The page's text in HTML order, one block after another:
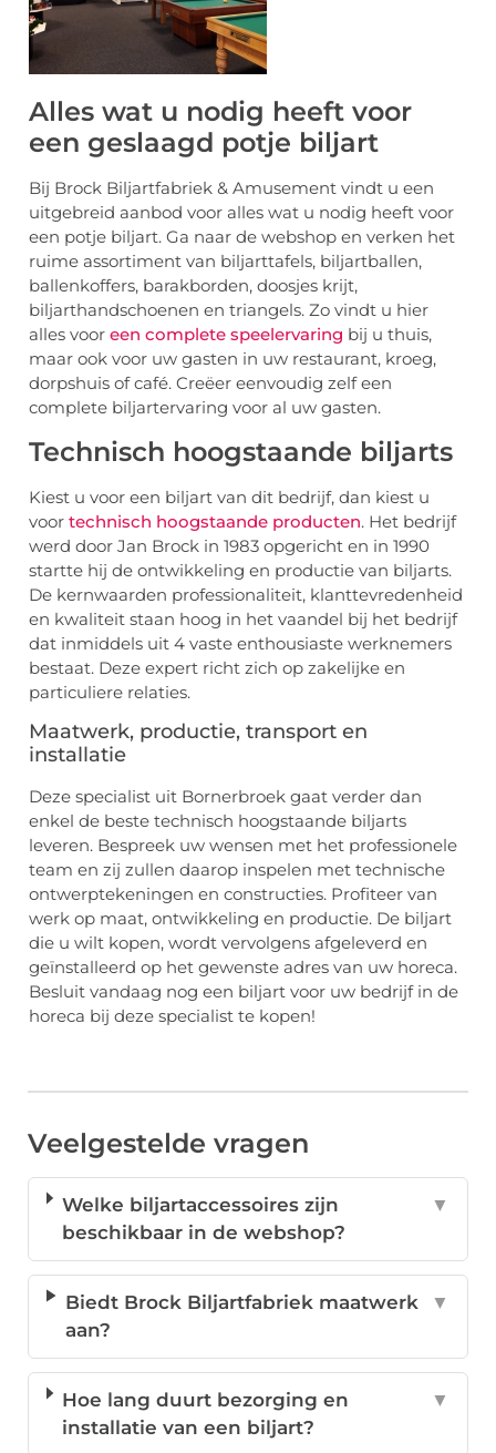
Alles wat u nodig heeft voor
een geslaagd potje biljart
Bij Brock Biljartfabriek & Amusement vindt u een
uitgebreid aanbod voor alles wat u nodig heeft voor
een potje biljart. Ga naar de webshop en verken het
ruime assortiment van biljarttafels, biljartballen,
ballenkoffers, barakborden, doosjes krijt,
biljarthandschoenen en triangels. Zo vindt u hier
alles voor een complete speelervaring bij u thuis,
maar ook voor uw gasten in uw restaurant, kroeg,
dorpshuis of café. Creëer eenvoudig zelf een
complete biljartervaring voor al uw gasten.
Technisch hoogstaande biljarts
Kiest u voor een biljart van dit bedrijf, dan kiest u
voor technisch hoogstaande producten. Het bedrijf
werd door Jan Brock in 1983 opgericht en in 1990
startte hij de ontwikkeling en productie van biljarts.
De kernwaarden professionaliteit, klanttevredenheid
en kwaliteit staan hoog in het vaandel bij het bedrijf
dat inmiddels uit 4 vaste enthousiaste werknemers
bestaat. Deze expert richt zich op zakelijke en
particuliere relaties.
Maatwerk, productie, transport en
installatie
Deze specialist uit Bornerbroek gaat verder dan
enkel de beste technisch hoogstaande biljarts
leveren. Bespreek uw wensen met het professionele
team en zij zullen daarop inspelen met technische
ontwerptekeningen en constructies. Profiteer van
werk op maat, ontwikkeling en productie. De biljart
die u wilt kopen, wordt vervolgens afgeleverd en
geïnstalleerd op het gewenste adres van uw horeca.
Besluit vandaag nog een biljart voor uw bedrijf in de
horeca bij deze specialist te kopen!
Veelgestelde vragen
Welke biljartaccessoires zijn
beschikbaar in de webshop?
▼
Biedt Brock Biljartfabriek maatwerk
aan?
▼
Hoe lang duurt bezorging en
installatie van een biljart?
▼